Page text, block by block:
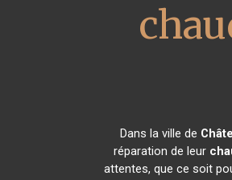
Dans la ville de
réparation de leur
attentes, que ce soit